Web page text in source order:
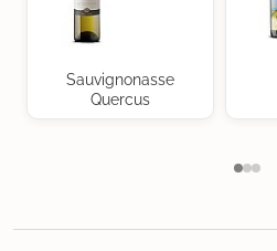
Sauvignonasse
Quercus